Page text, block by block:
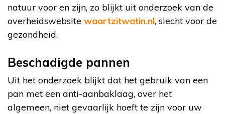
natuur voor en zijn, zo blijkt uit onderzoek van de
overheidswebsite waartzitwatin.nl, slecht voor de
gezondheid.
Beschadigde pannen
Uit het onderzoek blijkt dat het gebruik van een
pan met een anti-aanbaklaag, over het
algemeen, niet gevaarlijk hoeft te zijn voor uw